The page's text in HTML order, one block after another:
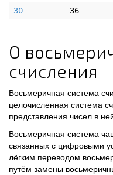
30
36
О
счисления
Восьмеричная система
целочисленная система
представления чисел в
Восьмеричная система
связанных с цифровыми
лёгким переводом
путём замены